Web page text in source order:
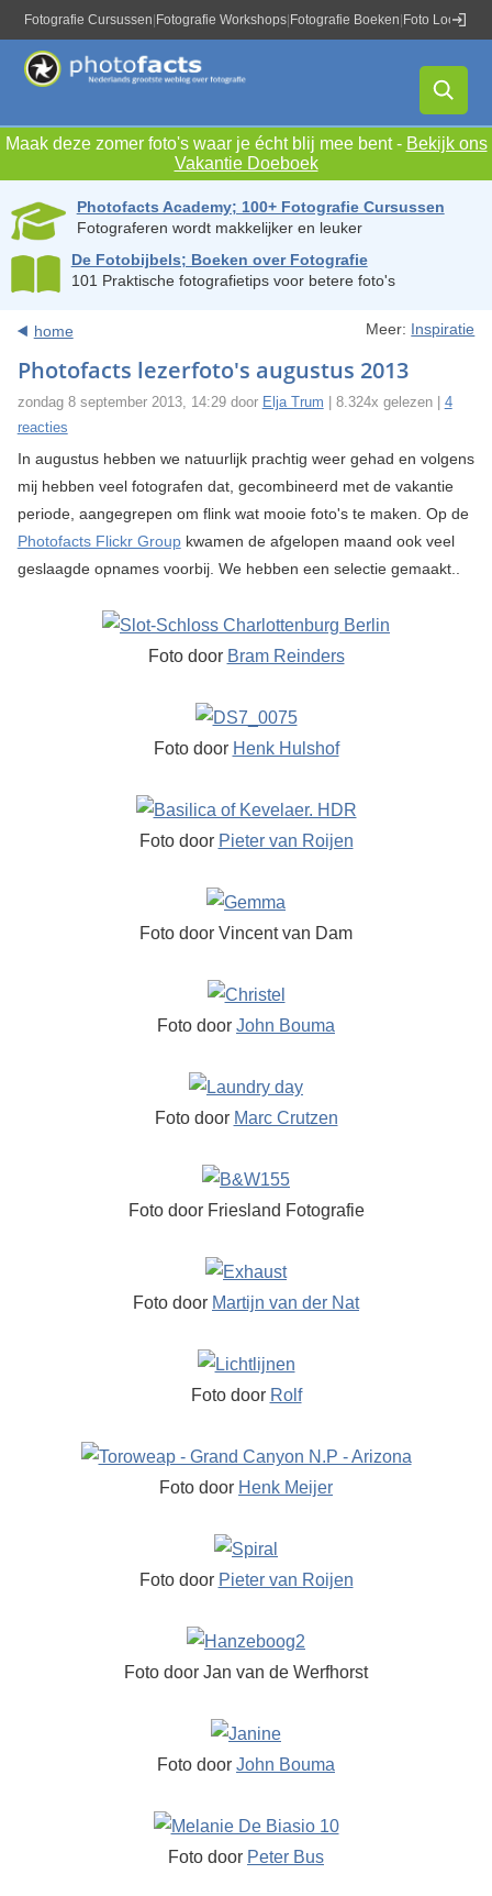
Fotografie Cursussen Fotografie Workshops Fotografie Boeken Foto Locaties
Maak deze zomer foto's waar je écht blij mee bent - Bekijk ons
Vakantie Doeboek
Photofacts Academy; 100+ Fotografie Cursussen
Fotograferen wordt makkelijker en leuker
De Fotobijbels; Boeken over Fotografie
101 Praktische fotografietips voor betere foto's
home Meer: Inspiratie
Photofacts lezerfoto's augustus 2013
zondag 8 september 2013, 14:29 door Elja Trum | 8.324x gelezen | 4
reacties
In augustus hebben we natuurlijk prachtig weer gehad en volgens
mij hebben veel fotografen dat, gecombineerd met de vakantie
periode, aangegrepen om flink wat mooie foto's te maken. Op de
Photofacts Flickr Groupkwamen de afgelopen maand ook veel
geslaagde opnames voorbij. We hebben een selectie gemaakt..
Foto door Bram Reinders
Foto door Henk Hulshof
Foto door Pieter van Roijen
Foto door Vincent van Dam
Foto door John Bouma
Foto door Marc Crutzen
Foto door Friesland Fotografie
Foto door Martijn van der Nat
Foto door Rolf
Foto door Henk Meijer
Foto door Pieter van Roijen
Foto door Jan van de Werfhorst
Foto door John Bouma
Foto door Peter Bus